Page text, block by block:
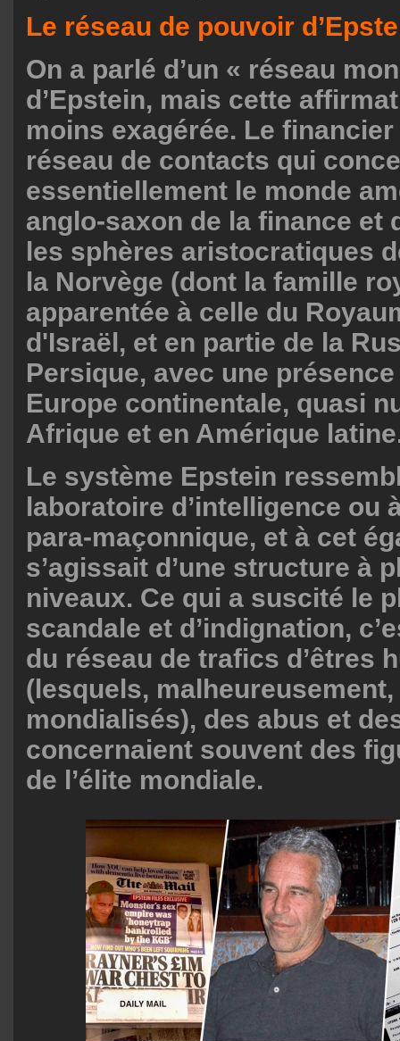
Le réseau de pouvoir
On a parlé d’un « réseau
d’Epstein, mais cette
moins exagérée. Le
réseau de contacts qui
essentiellement le monde
anglo-saxon de la finance et
les sphères aristocratiques
la Norvège (dont la famille
apparentée à celle du
d'Israël, et en partie de la
Persique, avec une
Europe continentale, quasi
Afrique et en Amérique
Le système Epstein
laboratoire d’intelligence ou
para-maçonnique, et à cet
s’agissait d’une structure à
niveaux. Ce qui a suscité le
scandale et d’indignation,
du réseau de trafics d’êtres
(lesquels,
mondialisés), des abus et
concernaient souvent des
de l’élite mondiale.